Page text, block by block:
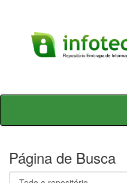
Skip
Página de Busca